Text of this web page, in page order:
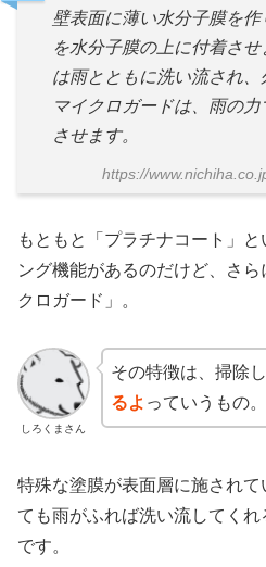
壁表面に薄い水分子膜を
を水分子膜の上に付着さ
は雨とともに洗い流され、
マイクロガードは、雨の
させます。
https://
もともと「プラチナコート」
ング機能があるのだけど、さ
クロガード」。
しろくまさん
その特徴は、掃除
るよ っていうもの。
特殊な塗膜が表面層に施され
ても雨がふれば洗い流してく
です。